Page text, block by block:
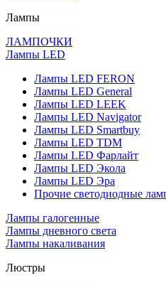
Лампы
ЛАМПОЧКИ
Лампы LED
Лампы LED FERON
Лампы LED General
Лампы LED LEEK
Лампы LED Navigator
Лампы LED Smartbuy
Лампы LED TDM
Лампы LED Фарлайт
Лампы LED Экола
Лампы LED Эра
Прочие светодиодные
Лампы галогенные
Лампы дневного света
Лампы накаливания
Люстры